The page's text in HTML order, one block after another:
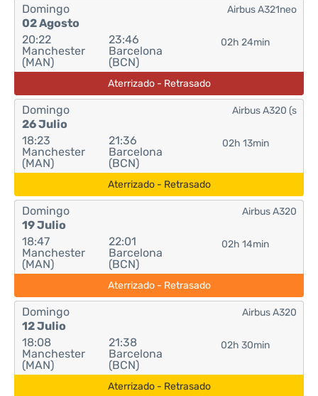
Domingo
02 Agosto
20:22
Manchester
(MAN)
23:46
Barcelona
(BCN)
02h 24min
Airbus A321neo
Aterrizado - Retrasado
Domingo
26 Julio
18:23
Manchester
(MAN)
21:36
Barcelona
(BCN)
02h 13min
Airbus A320 (s
Aterrizado - Retrasado
Domingo
19 Julio
18:47
Manchester
(MAN)
22:01
Barcelona
(BCN)
02h 14min
Airbus A320
Aterrizado - Retrasado
Domingo
12 Julio
18:08
Manchester
(MAN)
21:38
Barcelona
(BCN)
02h 30min
Airbus A320
Aterrizado - Retrasado